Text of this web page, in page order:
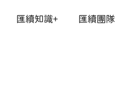
匯續知識+ 匯續團隊